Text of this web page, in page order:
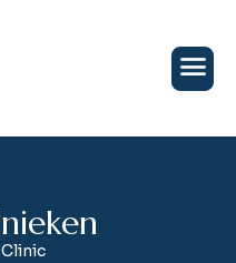
nieken
Clinic